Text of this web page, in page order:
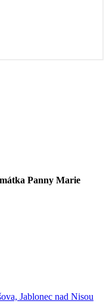
Panny Marie
Jablonec nad Nisou